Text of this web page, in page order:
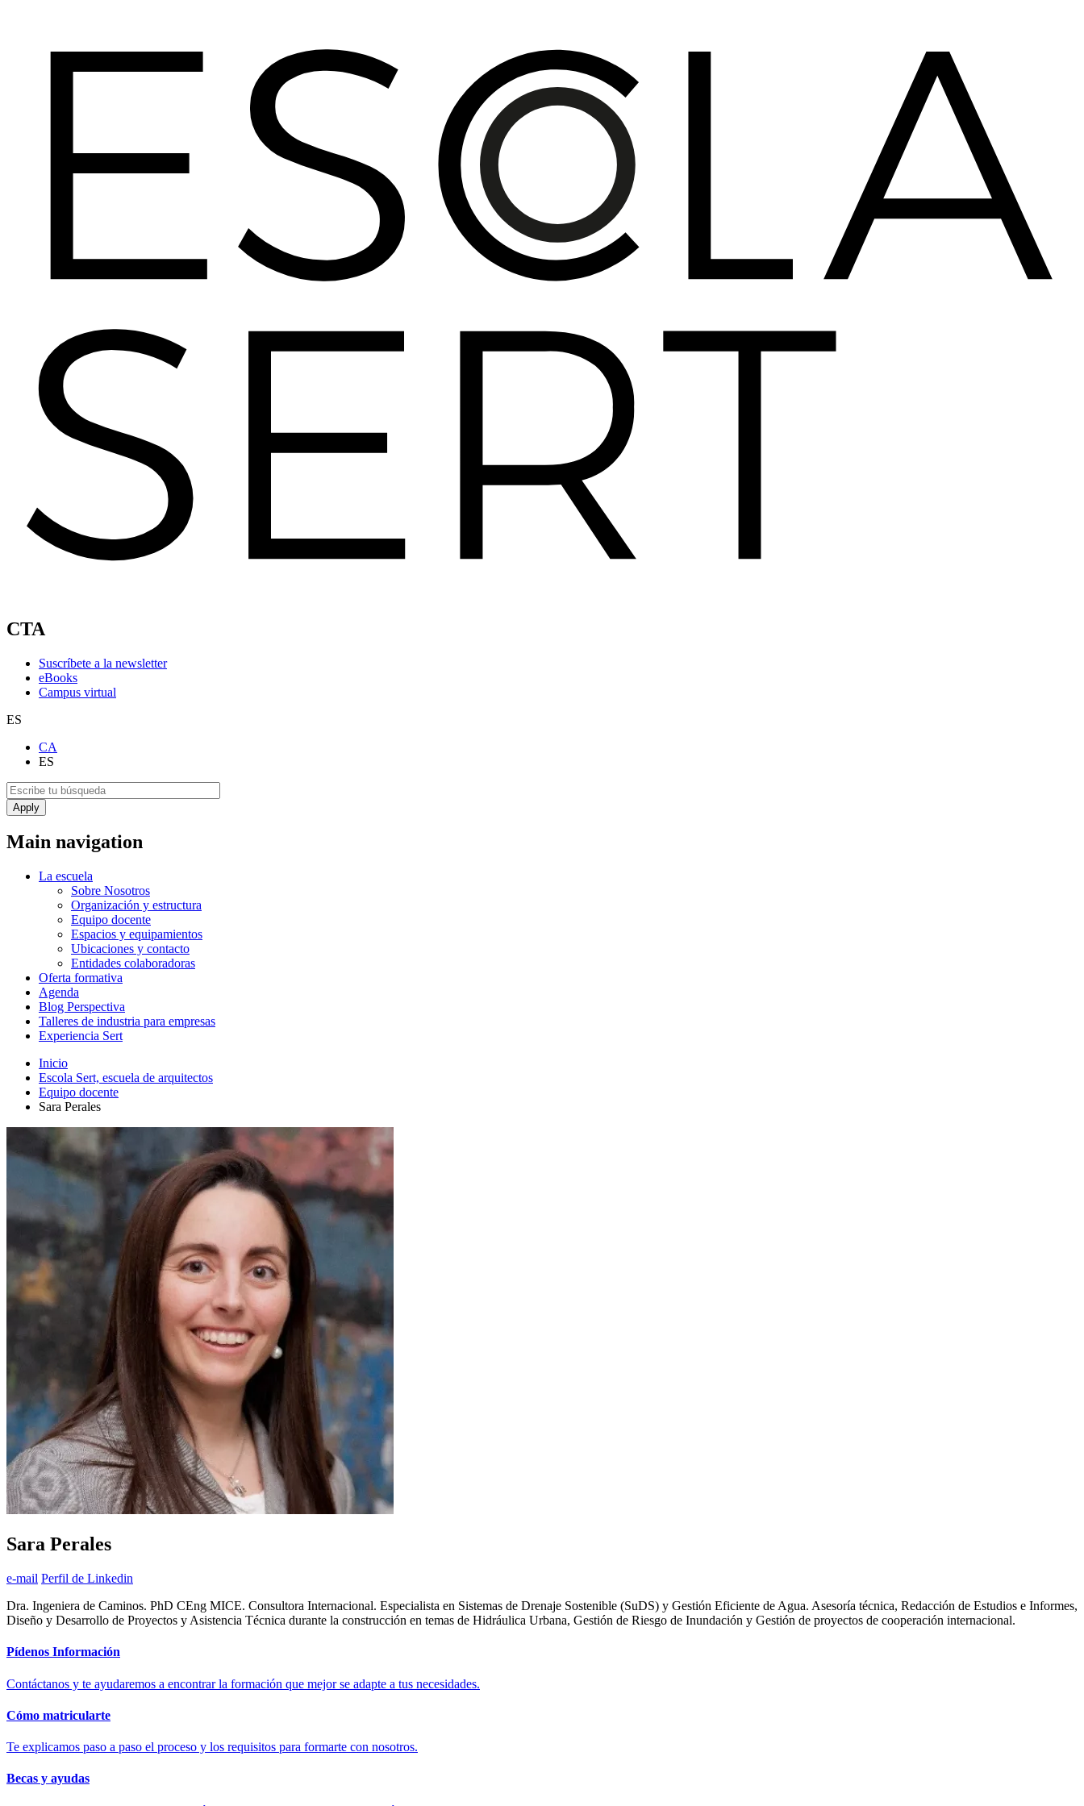
CTA
Suscríbete a la newsletter
eBooks
Campus virtual
ES
CA
ES
Main navigation
La escuela
Sobre Nosotros
Organización y estructura
Equipo docente
Espacios y equipamientos
Ubicaciones y contacto
Entidades colaboradoras
Oferta formativa
Agenda
Blog Perspectiva
Talleres de industria para empresas
Experiencia Sert
Inicio
Escola Sert, escuela de arquitectos
Equipo docente
Sara Perales
Sara Perales
e-mail Perfil de Linkedin
Dra. Ingeniera de Caminos. PhD CEng MICE. Consultora Internacional. Especialista en Sistemas de Drenaje Sostenible (SuDS) y Gestión Eficiente de Agua. Asesoría técnica, Redacción de Estudios e Informes,
Diseño y Desarrollo de Proyectos y Asistencia Técnica durante la construcción en temas de Hidráulica Urbana, Gestión de Riesgo de Inundación y Gestión de proyectos de cooperación internacional.
Pídenos Información
Contáctanos y te ayudaremos a encontrar la formación que mejor se adapte a tus necesidades.
Cómo matricularte
Te explicamos paso a paso el proceso y los requisitos para formarte con nosotros.
Becas y ayudas